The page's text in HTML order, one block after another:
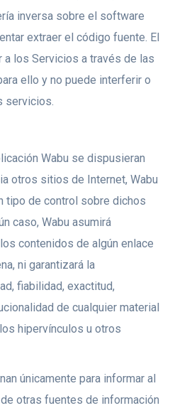
inversa sobre el software
extraer el código fuente. El
a los Servicios a través de las
ello y no puede interferir o
servicios.
Wabu se dispusieran
otros sitios de Internet, Wabu
tipo de control sobre dichos
caso, Wabu asumirá
contenidos de algún enlace
ni garantizará la
fiabilidad, exactitud,
de cualquier material
hipervínculos u otros
únicamente para informar al
otras fuentes de información